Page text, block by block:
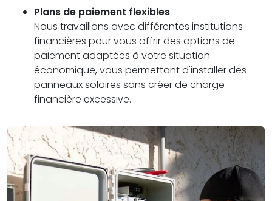
Plans de paiement flexibles
Nous travaillons avec différentes institutions
financières pour vous offrir des options de
paiement adaptées à votre situation
économique, vous permettant d'installer des
panneaux solaires sans créer de charge
financière excessive.